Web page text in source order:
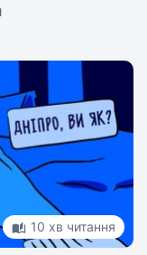
10 хв читання